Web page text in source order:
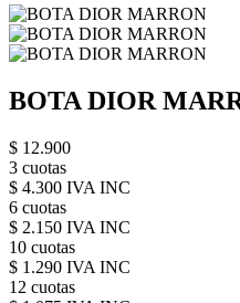
BOTA DIOR
$ 12.900
3 cuotas
$ 4.300 IVA INC
6 cuotas
$ 2.150 IVA INC
10 cuotas
$ 1.290 IVA INC
12 cuotas